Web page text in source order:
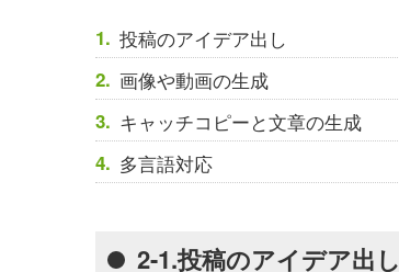
投稿のアイデア出し
画像や動画の生成
キャッチコピーと文章の生成
多言語対応
2-1.投稿のアイデア出し